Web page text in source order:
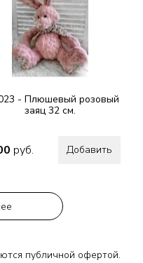
- Плюшевый розовый
заяц 32 см.
руб. Добавить
публичной офертой.